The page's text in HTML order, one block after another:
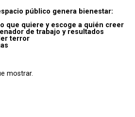
público genera bienestar:
que quiere y escoge a quién creer
de trabajo y resultados
terror
mostrar.